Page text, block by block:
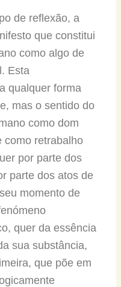
de reflexão, a
que constitui
como algo de
Esta
qualquer forma
mas o sentido do
como dom
como retrabalho
por parte dos
parte dos atos de
momento de
quer da essência
sua substância,
que põe em